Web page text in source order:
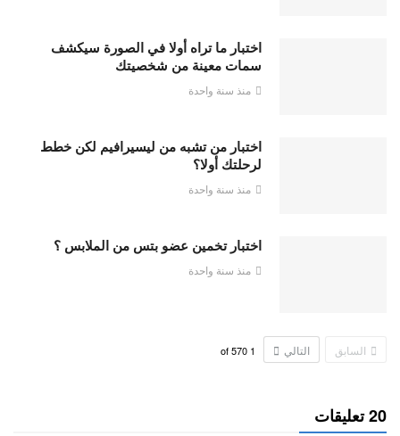
اختبار ما تراه أولا في الصورة سيكشف
سمات معينة من شخصيتك
منذ سنة واحدة
اختبار من تشبه من ليسيرافيم لكن خطط
لرحلتك أولا؟
منذ سنة واحدة
اختبار تخمين عضو بتس من الملابس ؟
منذ سنة واحدة
السابق التالي 1
570
20 تعليقات